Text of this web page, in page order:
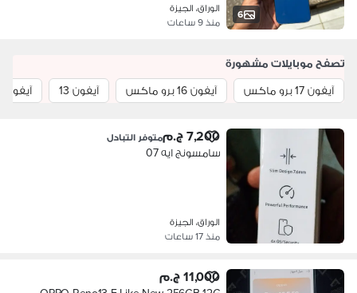
6
الوراق، الجيزة
منذ 9 ساعات
تصفح موبايلات مشهورة
آيفون 17 برو ماكس
آيفون 16 برو ماكس آيفون 13 آيفون 12 برو ماكس
7,200 ج.م متوفر التبادل
سامسونج ايه 07
الوراق، الجيزة
منذ 17 ساعات
11,000 ج.م